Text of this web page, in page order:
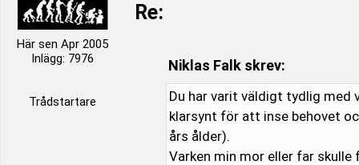
Här sen Apr 2005
Inlägg: 7976
Trådstartare
Re:
Niklas Falk skrev:
Du har varit väldigt tydlig med
klarsynt för att inse behovet
års ålder).
Varken min mor eller far